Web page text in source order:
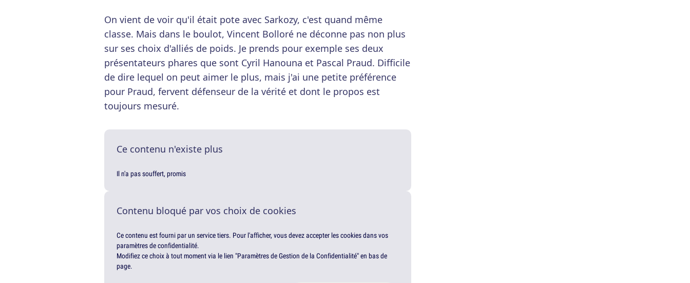
On vient de voir qu'il était pote avec Sarkozy, c'est quand même
classe. Mais dans le boulot, Vincent Bolloré ne déconne pas non plus
sur ses choix d'alliés de poids. Je prends pour exemple ses deux
présentateurs phares que sont Cyril Hanouna et Pascal Praud. Difficile
de dire lequel on peut aimer le plus, mais j'ai une petite préférence
pour Praud, fervent défenseur de la vérité et dont le propos est
toujours mesuré.
Ce contenu n'existe plus
Il n'a pas souffert, promis
Contenu bloqué par vos choix de cookies
Ce contenu est fourni par un service tiers. Pour l'afficher, vous devez accepter les cookies dans vos
paramètres de confidentialité.
Modifiez ce choix à tout moment via le lien "Paramètres de Gestion de la Confidentialité" en bas de
page.